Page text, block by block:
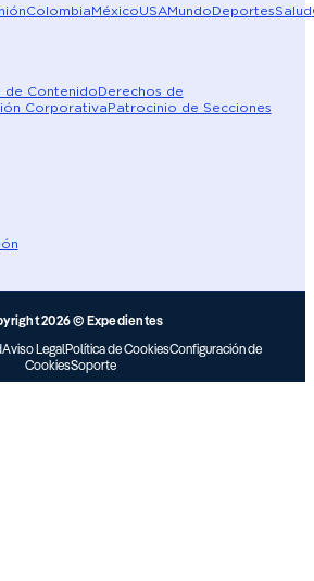
ColombiaMéxicoUSAMundoDeportesSalud
de ContenidoDerechos de
CorporativaPatrocinio de Secciones
2026 © Expedientes
Aviso LegalPolítica de CookiesConfiguración de
CookiesSoporte